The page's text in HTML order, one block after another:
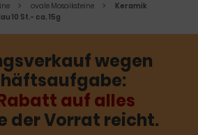
ovale Mosaiksteine
Keramik
10 St.- ca. 15g
wegen
auf alles
der Vorrat reicht.